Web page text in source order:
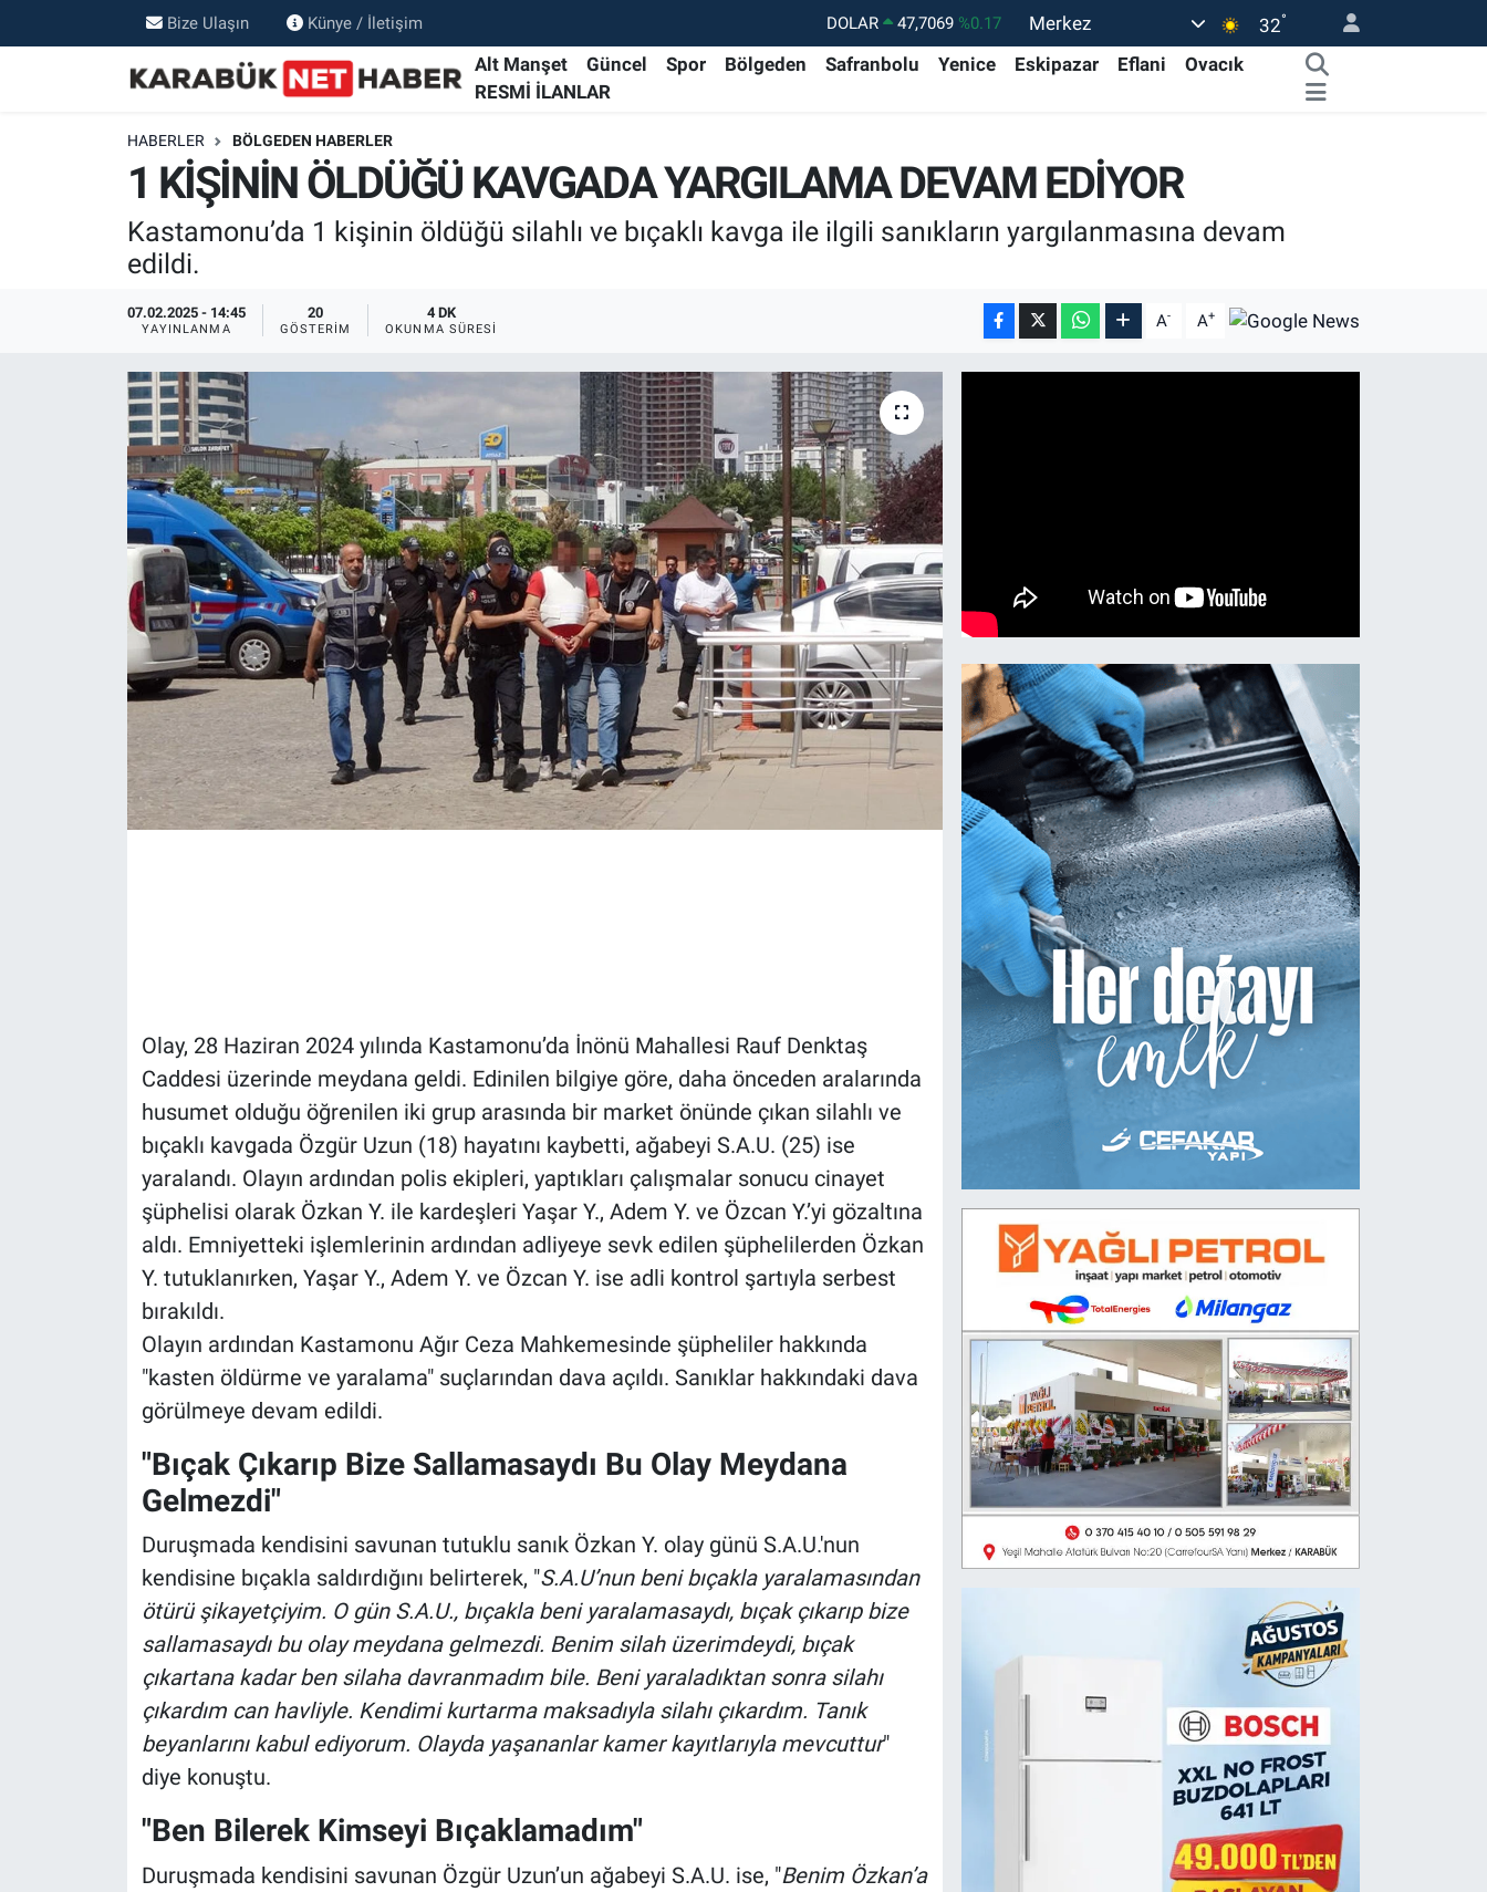
Bize Ulaşın Künye / İletişim DOLAR 47,7069 %0.17
EURO
55,0265 %0.01
BİST100
13.887 %64
BITCOIN
64.360,53 %-0.76
Merkez 32°
Alt Manşet Güncel Spor Bölgeden Safranbolu Yenice Eskipazar Eflani
Ovacık
RESMİ İLANLAR
HABERLER BÖLGEDEN HABERLER
1 KİŞİNİN ÖLDÜĞÜ KAVGADA YARGILAMA DEVAM EDİYOR
Kastamonu’da 1 kişinin öldüğü silahlı ve bıçaklı kavga ile ilgili sanıkların yargılanmasına devam
edildi.
07.02.2025 - 14:45
YAYINLANMA
20
GÖSTERIM
4 DK
OKUNMA SÜRESI A- A+
Olay, 28 Haziran 2024 yılında Kastamonu’da İnönü Mahallesi Rauf Denktaş
Caddesi üzerinde meydana geldi. Edinilen bilgiye göre, daha önceden aralarında
husumet olduğu öğrenilen iki grup arasında bir market önünde çıkan silahlı ve
bıçaklı kavgada Özgür Uzun (18) hayatını kaybetti, ağabeyi S.A.U. (25) ise
yaralandı. Olayın ardından polis ekipleri, yaptıkları çalışmalar sonucu cinayet
şüphelisi olarak Özkan Y. ile kardeşleri Yaşar Y., Adem Y. ve Özcan Y.’yi gözaltına
aldı. Emniyetteki işlemlerinin ardından adliyeye sevk edilen şüphelilerden Özkan
Y. tutuklanırken, Yaşar Y., Adem Y. ve Özcan Y. ise adli kontrol şartıyla serbest
bırakıldı.
Olayın ardından Kastamonu Ağır Ceza Mahkemesinde şüpheliler hakkında
"kasten öldürme ve yaralama" suçlarından dava açıldı. Sanıklar hakkındaki dava
görülmeye devam edildi.
"Bıçak Çıkarıp Bize Sallamasaydı Bu Olay Meydana
Gelmezdi"
Duruşmada kendisini savunan tutuklu sanık Özkan Y. olay günü S.A.U.'nun
kendisine bıçakla saldırdığını belirterek, "S.A.U’nun beni bıçakla yaralamasından
ötürü şikayetçiyim. O gün S.A.U., bıçakla beni yaralamasaydı, bıçak çıkarıp bize
sallamasaydı bu olay meydana gelmezdi. Benim silah üzerimdeydi, bıçak
çıkartana kadar ben silaha davranmadım bile. Beni yaraladıktan sonra silahı
çıkardım can havliyle. Kendimi kurtarma maksadıyla silahı çıkardım. Tanık
beyanlarını kabul ediyorum. Olayda yaşananlar kamer kayıtlarıyla mevcuttur"
diye konuştu.
"Ben Bilerek Kimseyi Bıçaklamadım"
Duruşmada kendisini savunan Özgür Uzun’un ağabeyi S.A.U. ise, "Benim Özkan’a